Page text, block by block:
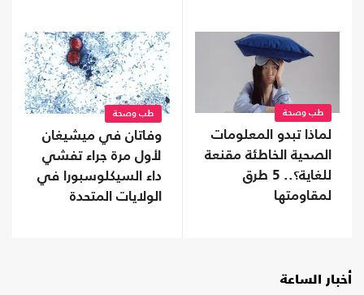
طب وصحة
لماذا تبدو المعلومات
الصحية الخاطئة مقنعة
للغاية؟.. 5 طرق
لمقاومتها
طب وصحة
وفاتان في ميشيغان
لأول مرة جراء تفشي
داء السيكلوسبورا في
الولايات المتحدة
أخبار الساعة